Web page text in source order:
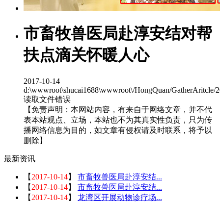
市畜牧兽医局赴淳安结对帮
扶点滴关怀暖人心
2017-10-14
d:\wwwroot\shucai1688\wwwroot\/HongQuan/GatherAritcle/
读取文件错误
【免责声明：本网站内容，有来自于网络文章，并不代
表本站观点、立场，本站也不为其真实性负责，只为传
播网络信息为目的，如文章有侵权请及时联系，将予以
删除】
最新资讯
【 2017-10-14】 市畜牧兽医局赴淳安结...
【 2017-10-14】 市畜牧兽医局赴淳安结...
【 2017-10-14】 龙湾区开展动物诊疗场...